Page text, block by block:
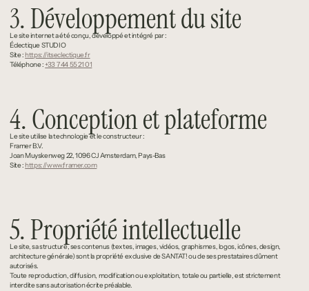
3. Développement du site
Le site internet a été conçu, développé et intégré par :
Éclectique STUDIO
Site : https://itseclectique.fr
Téléphone : +33 7 44 55 21 01
4. Conception et plateforme
Le site utilise la technologie et le constructeur :
Framer B.V.
Joan Muyskenweg 22, 1096 CJ Amsterdam, Pays-Bas
Site : https://www.framer.com
5. Propriété intellectuelle
Le site, sa structure, ses contenus (textes, images, vidéos, graphismes, logos, icônes, design,
architecture générale) sont la propriété exclusive de SANTAT! ou de ses prestataires dûment
autorisés.
Toute reproduction, diffusion, modification ou exploitation, totale ou partielle, est strictement
interdite sans autorisation écrite préalable.